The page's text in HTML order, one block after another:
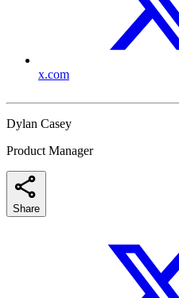
x.com
Dylan Casey
Product Manager
Share